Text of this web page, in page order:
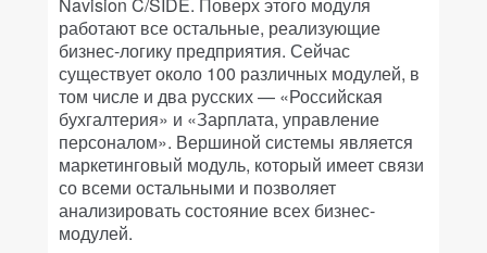
работают все остальные, реализующие
бизнес-логику предприятия. Сейчас
существует около 100 различных модулей, в
том числе и два русских — «Российская
бухгалтерия» и «Зарплата, управление
персоналом». Вершиной системы является
маркетинговый модуль, который имеет связи
со всеми остальными и позволяет
анализировать состояние всех бизнес-
модулей.